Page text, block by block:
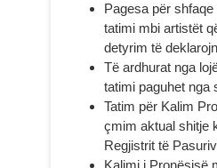
Pagesa për
tatimi mbi artistët
detyrim të
Të ardhurat nga
tatimi paguhet nga
Tatim për Kalim
çmim aktual shitje
Regjistrit të
Kalimi i Pronësisë